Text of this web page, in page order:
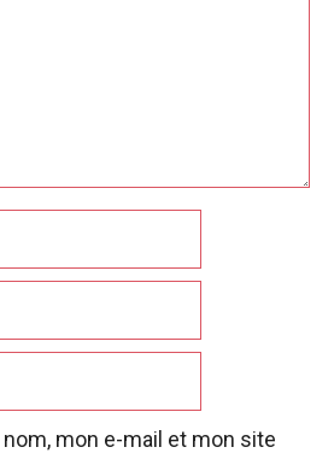
mon e-mail et mon site